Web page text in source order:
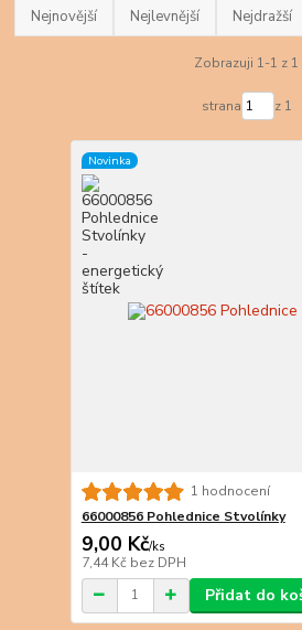
Nejnovější Nejlevnější Nejdražší
Zobrazuji 1-1 z 1
strana z 1
Novinka
1 hodnocení
66000856 Pohlednice Stvolínky
9,00 Kč/ks
7,44 Kč bez DPH
Přidat do